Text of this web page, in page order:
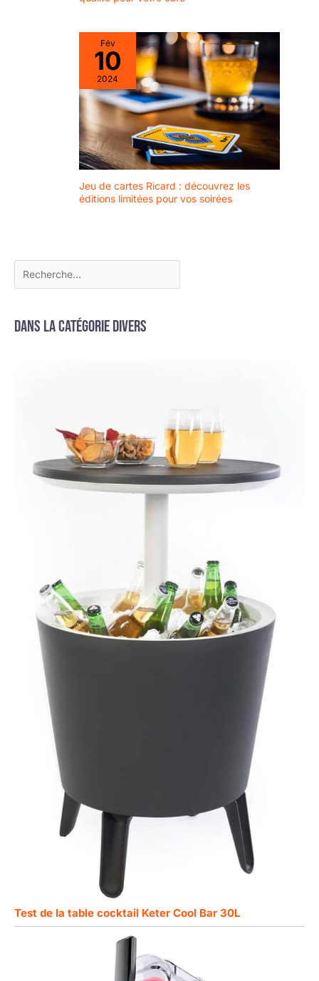
Fév
10
2024
Jeu de cartes Ricard : découvrez les
éditions limitées pour vos soirées
Dans la catégorie Divers
Test de la table cocktail Keter Cool Bar 30L